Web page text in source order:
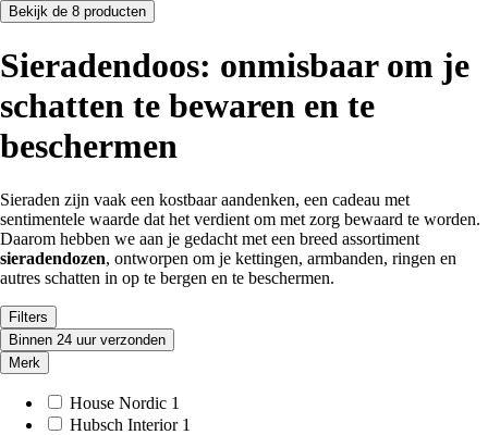
Bekijk de 8 producten
Sieradendoos: onmisbaar om je
schatten te bewaren en te
beschermen
Sieraden zijn vaak een kostbaar aandenken, een cadeau met
sentimentele waarde dat het verdient om met zorg bewaard te worden.
Daarom hebben we aan je gedacht met een breed assortiment
sieradendozen, ontworpen om je kettingen, armbanden, ringen en
autres schatten in op te bergen en te beschermen.
Filters
Binnen 24 uur verzonden
Merk
House Nordic 1
Hubsch Interior 1